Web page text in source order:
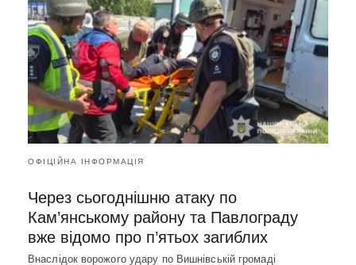
ОФІЦІЙНА ІНФОРМАЦІЯ
Через сьогоднішню атаку по
Кам’янському району та Павлограду
вже відомо про п’ятьох загиблих
Внаслідок ворожого удару по Вишнівській громаді